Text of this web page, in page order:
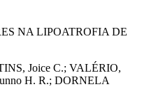
NA LIPOATROFIA DE
Joice C.; VALÉRIO,
H. R.; DORNELA